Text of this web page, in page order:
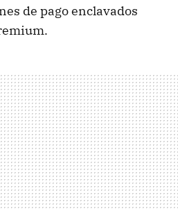
de pago enclavados